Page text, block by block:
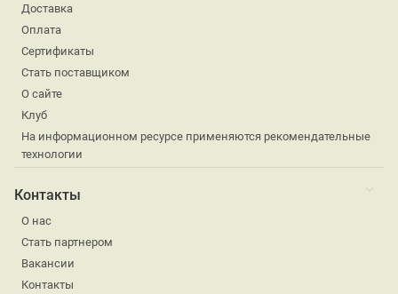
Доставка
Оплата
Сертификаты
Стать поставщиком
О сайте
Клуб
На информационном ресурсе применяются рекомендательные
технологии
Контакты
О нас
Стать партнером
Вакансии
Контакты